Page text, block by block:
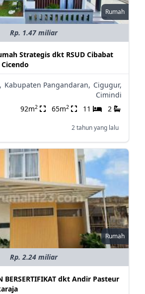
Rumah
Rp. 1.47 miliar
Strategis dkt RSUD Cibabat
Kabupaten Pangandaran, Cigugur,
Cimindi
92m2 65m2 11 2
2 tahun yang lalu
Rumah
Rp. 2.24 miliar
BERSERTIFIKAT dkt Andir Pasteur